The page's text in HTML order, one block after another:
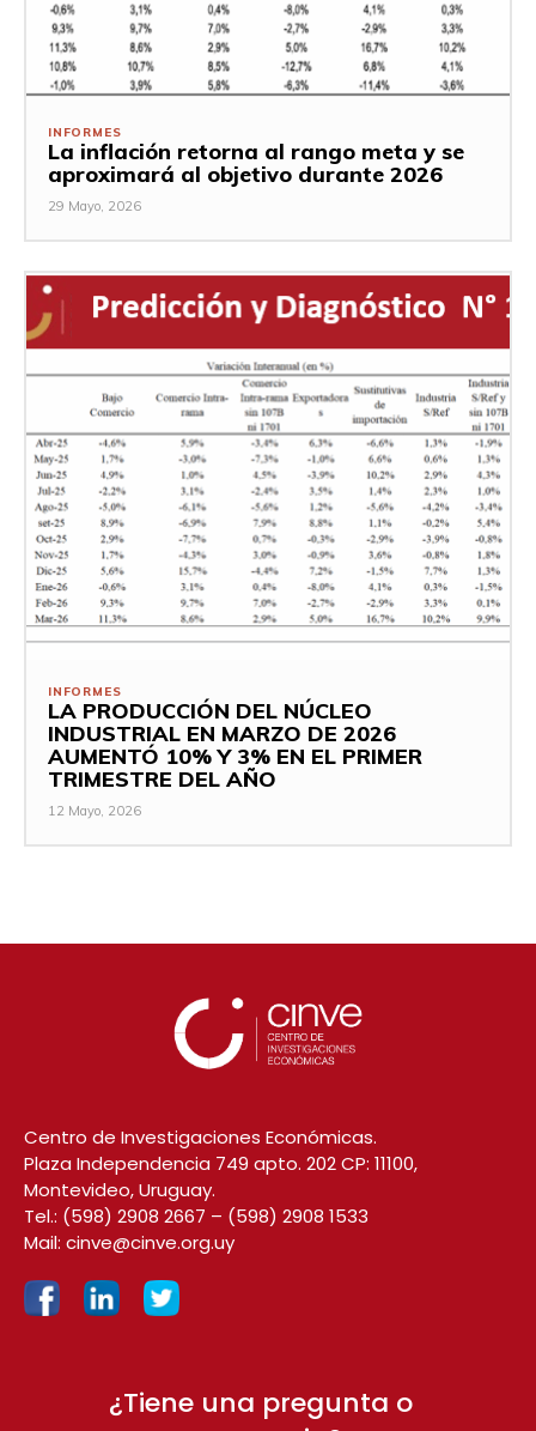
INFORMES
La inflación retorna al rango meta y se
aproximará al objetivo durante 2026
29 Mayo, 2026
INFORMES
LA PRODUCCIÓN DEL NÚCLEO
INDUSTRIAL EN MARZO DE 2026
AUMENTÓ 10% Y 3% EN EL PRIMER
TRIMESTRE DEL AÑO
12 Mayo, 2026
Centro de Investigaciones Económicas.
Plaza Independencia 749 apto. 202 CP: 11100,
Montevideo, Uruguay.
Tel.: (598) 2908 2667 – (598) 2908 1533
Mail: cinve@cinve.org.uy
¿Tiene una pregunta o